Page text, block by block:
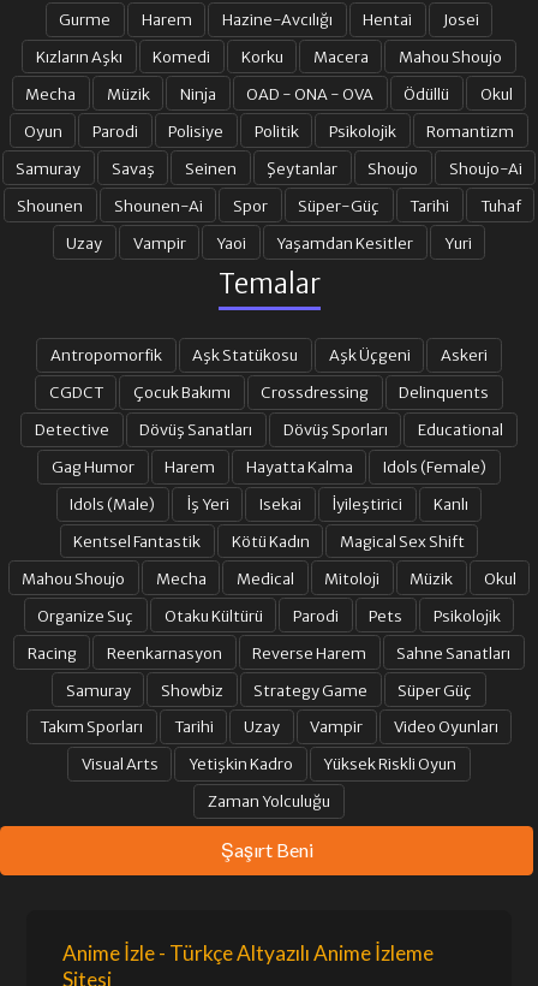
17. BÖLÜM 18. BÖLÜM
Gurme Harem Hazine-Avcılığı Hentai
Josei
Kızların Aşkı
Komedi Korku Macera
Mahou Shoujo
Mecha
Müzik Ninja OAD - ONA - OVA Ödüllü
Okul
Oyun
Parodi Polisiye Politik Psikolojik
Romantizm
Samuray
Savaş Seinen Şeytanlar Shoujo
Shoujo-Ai
Shounen
Shounen-Ai Spor Süper-Güç Tarihi
Tuhaf
Uzay
Vampir Yaoi Yaşamdan Kesitler Yuri
Temalar
Antropomorfik Aşk Statükosu Aşk Üçgeni
Askeri
CGDCT
Çocuk Bakımı Crossdressing
Delinquents
Detective
Dövüş Sanatları Dövüş Sporları
Educational
Gag Humor
Harem Hayatta Kalma
Idols (Female)
Idols (Male)
İş Yeri Isekai İyileştirici
Kanlı
Kentsel Fantastik
Kötü Kadın
Magical Sex Shift
Mahou Shoujo
Mecha Medical Mitoloji Müzik
Okul
Organize Suç
Otaku Kültürü Parodi Pets
Psikolojik
Racing
Reenkarnasyon Reverse Harem
Sahne Sanatları
Samuray
Showbiz Strategy Game
Süper Güç
Takım Sporları
Tarihi Uzay Vampir
Video Oyunları
Visual Arts
Yetişkin Kadro
Yüksek Riskli Oyun
Zaman Yolculuğu
Şaşırt Beni
Anime İzle - Türkçe Altyazılı Anime İzleme
Sitesi